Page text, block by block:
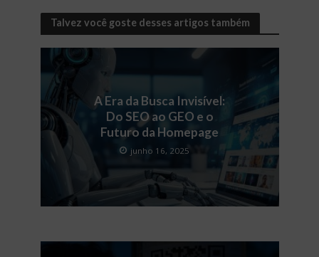
Talvez você goste desses artigos também
A Era da Busca Invisível:
Do SEO ao GEO e o
Futuro da Homepage
junho 16, 2025